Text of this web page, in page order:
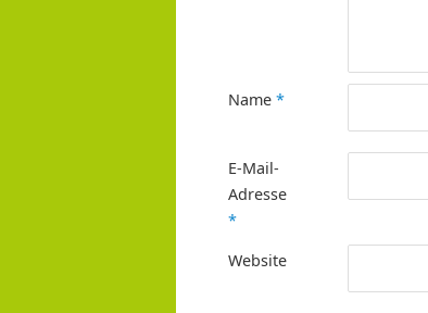
Name *
E-Mail-
Adresse
*
Website